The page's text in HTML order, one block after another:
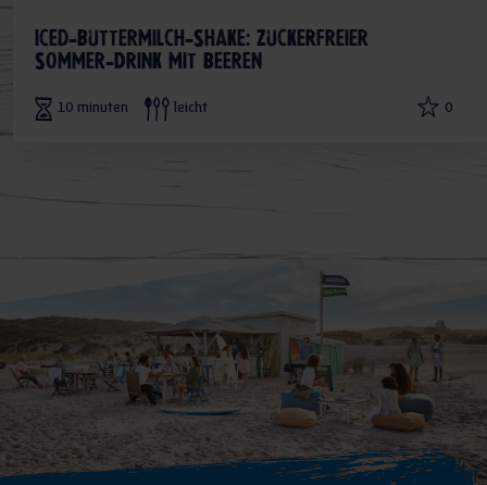
Iced-Buttermilch-Shake: Zuckerfreier
Sommer-Drink mit Beeren
10 minuten leicht 0